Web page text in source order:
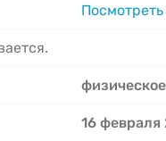
16 февраля